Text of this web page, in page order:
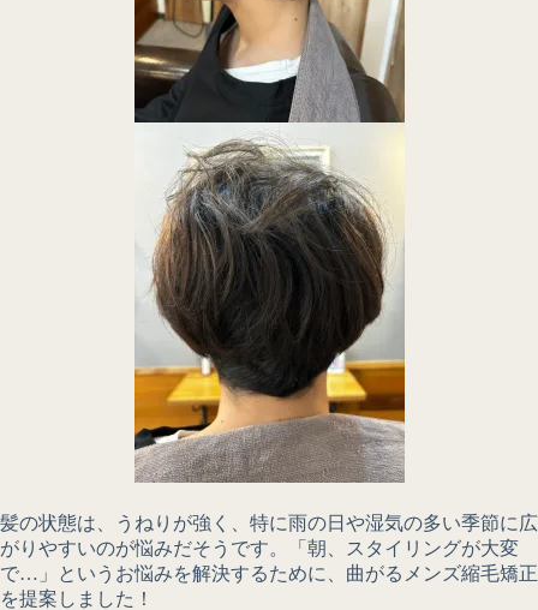
髪の状態は、うねりが強く、特に雨の日や湿気の多い季節に広
がりやすいのが悩みだそうです。「朝、スタイリングが大変
で…」というお悩みを解決するために、曲がるメンズ縮毛矯正
を提案しました！